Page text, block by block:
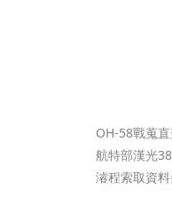
OH-58戰蒐
航特部漢光
濬程索取資料